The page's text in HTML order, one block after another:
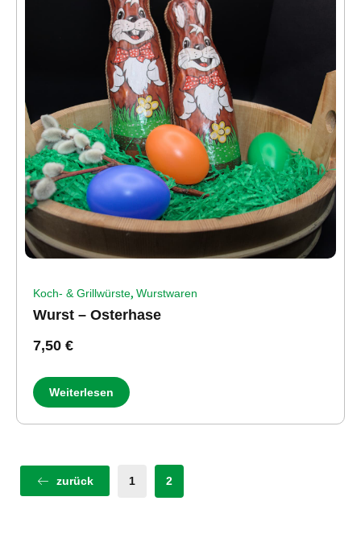
Koch- & Grillwürste, Wurstwaren
Wurst – Osterhase
7,50 €
Weiterlesen
zurück 1 2